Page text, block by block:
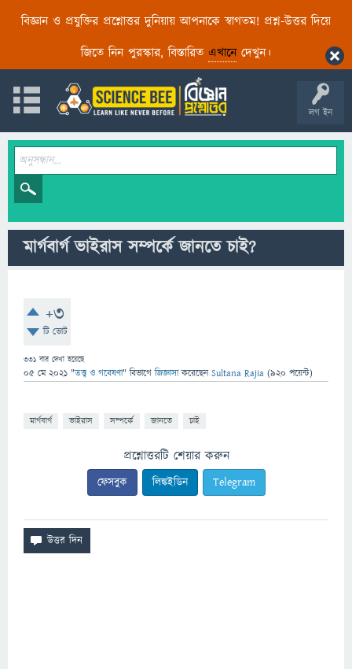
বিজ্ঞান ও প্রযুক্তির প্রশ্নোত্তর দুনিয়ায় আপনাকে স্বাগতম! প্রশ্ন-উত্তর দিয়ে
জিতে নিন পুরস্কার, বিস্তারিত এখানেদেখুন।
লগ ইন
মার্গবার্গ ভাইরাস সম্পর্কে জানতে চাই?
+3
টি ভোট
331 বার দেখা হয়েছে
05 মে 2021 "তত্ত্ব ও গবেষণা" বিভাগে জিজ্ঞাসাকরেছেনSultana Rajia (920 পয়েন্ট)
মার্গবার্গ ভাইরাস সম্পর্কে জানতে চাই
প্রশ্নোত্তরটি শেয়ার করুন
ফেসবুক লিঙ্কইডিন Telegram